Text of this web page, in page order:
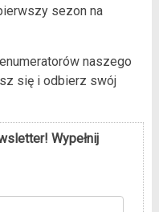
sezon na
naszego
się i odbierz swój
Wypełnij